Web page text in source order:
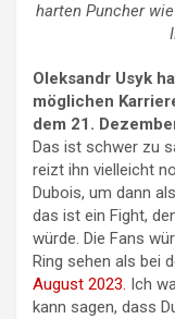
harten Puncher
Oleksandr Usyk
möglichen
dem 21.
Das ist schwer zu
reizt ihn vielleicht
Dubois, um dann
das ist ein Fight,
würde. Die Fans
Ring sehen als bei
August 2023. Ich
kann sagen, dass